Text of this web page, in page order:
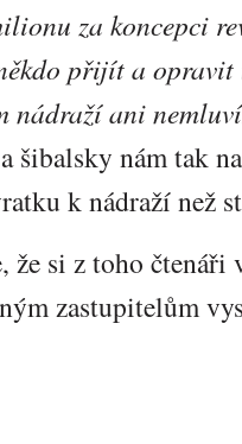
za koncepci
přijít a opravit
nádraží ani
šibalsky nám tak
k nádraží než
že si z toho čtenáři
zastupitelům